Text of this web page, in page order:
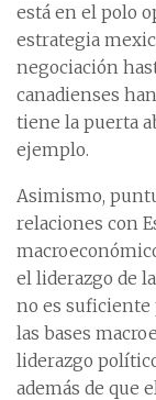
está en el polo
estrategia
negociación
canadienses
tiene la puerta
ejemplo.
Asimismo,
relaciones con
el liderazgo de
no es suficiente
las bases
liderazgo
además de que